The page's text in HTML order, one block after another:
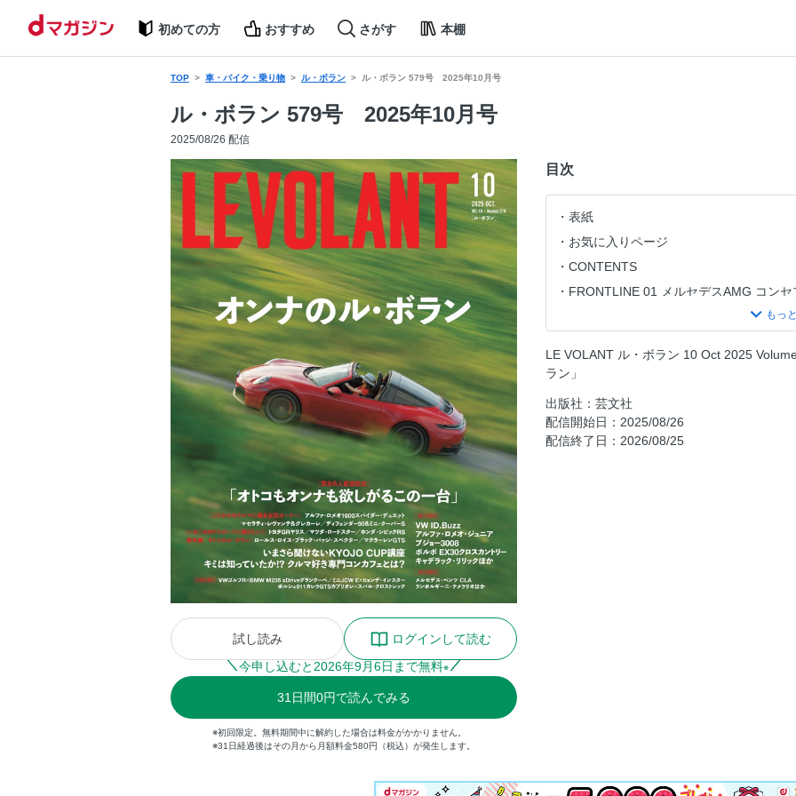
初めての方 おすすめ さがす 本棚
TOP 車・バイク・乗り物 ル・ボラン ル・ボラン 579号 2025年10月号
ル・ボラン 579号 2025年10月号
2025/08/26 配信
試し読み
ログインして読む
今申し込むと 2026年9月6日まで無料※
31 日間0円で読んでみる
※初回限定。無料期間中に解約した場合は料金がかかりません。
※31日経過後はその月から月額料金580円（税込）が発生します。
目次
表紙
お気に入りページ
CONTENTS
FRONTLINE 01 メルセデスAMG コン
FRONTLINE 02 フェラーリ・アマルフィ
FIRST CONTACT 01 メルセデス・ベン
FIRST CONTACT 02 ランボルギーニ・
OWNER INTERVIEW 01 マセラティ・
LE VOLANT ル・ボラン 10 Oct 2025
ラン」
出版社：芸文社
配信開始日：2025/08/26
配信終了日：2026/08/25